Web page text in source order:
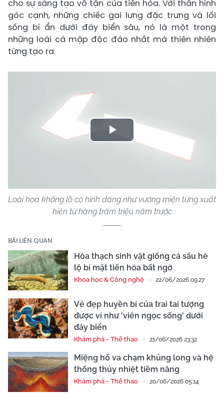
cho sự sáng tạo vô tận của tiến hóa. Với thân hình
góc cạnh, những chiếc gai lưng đặc trưng và lối
sống bí ẩn dưới đáy biển sâu, nó là một trong
những loài cá mập độc đáo nhất mà thiên nhiên
từng tạo ra.
Play
Loài hoa khổng lồ có hình dáng như vương miện từng xuất
hiện từ hàng trăm triệu năm trước
BÀI LIÊN QUAN
Hóa thạch sinh vật giống cá sấu hé
lộ bí mật tiến hóa bất ngờ
Khoa học & Công nghệ 22/06/2026 09:27
Vẻ đẹp huyền bí của trai tai tượng
được ví như 'viên ngọc sống' dưới
đáy biển
Khám phá - Thể thao 21/06/2026 23:32
Miệng hố va chạm khủng long và hệ
thống thủy nhiệt tiềm năng
Khám phá - Thể thao 20/06/2026 05:14